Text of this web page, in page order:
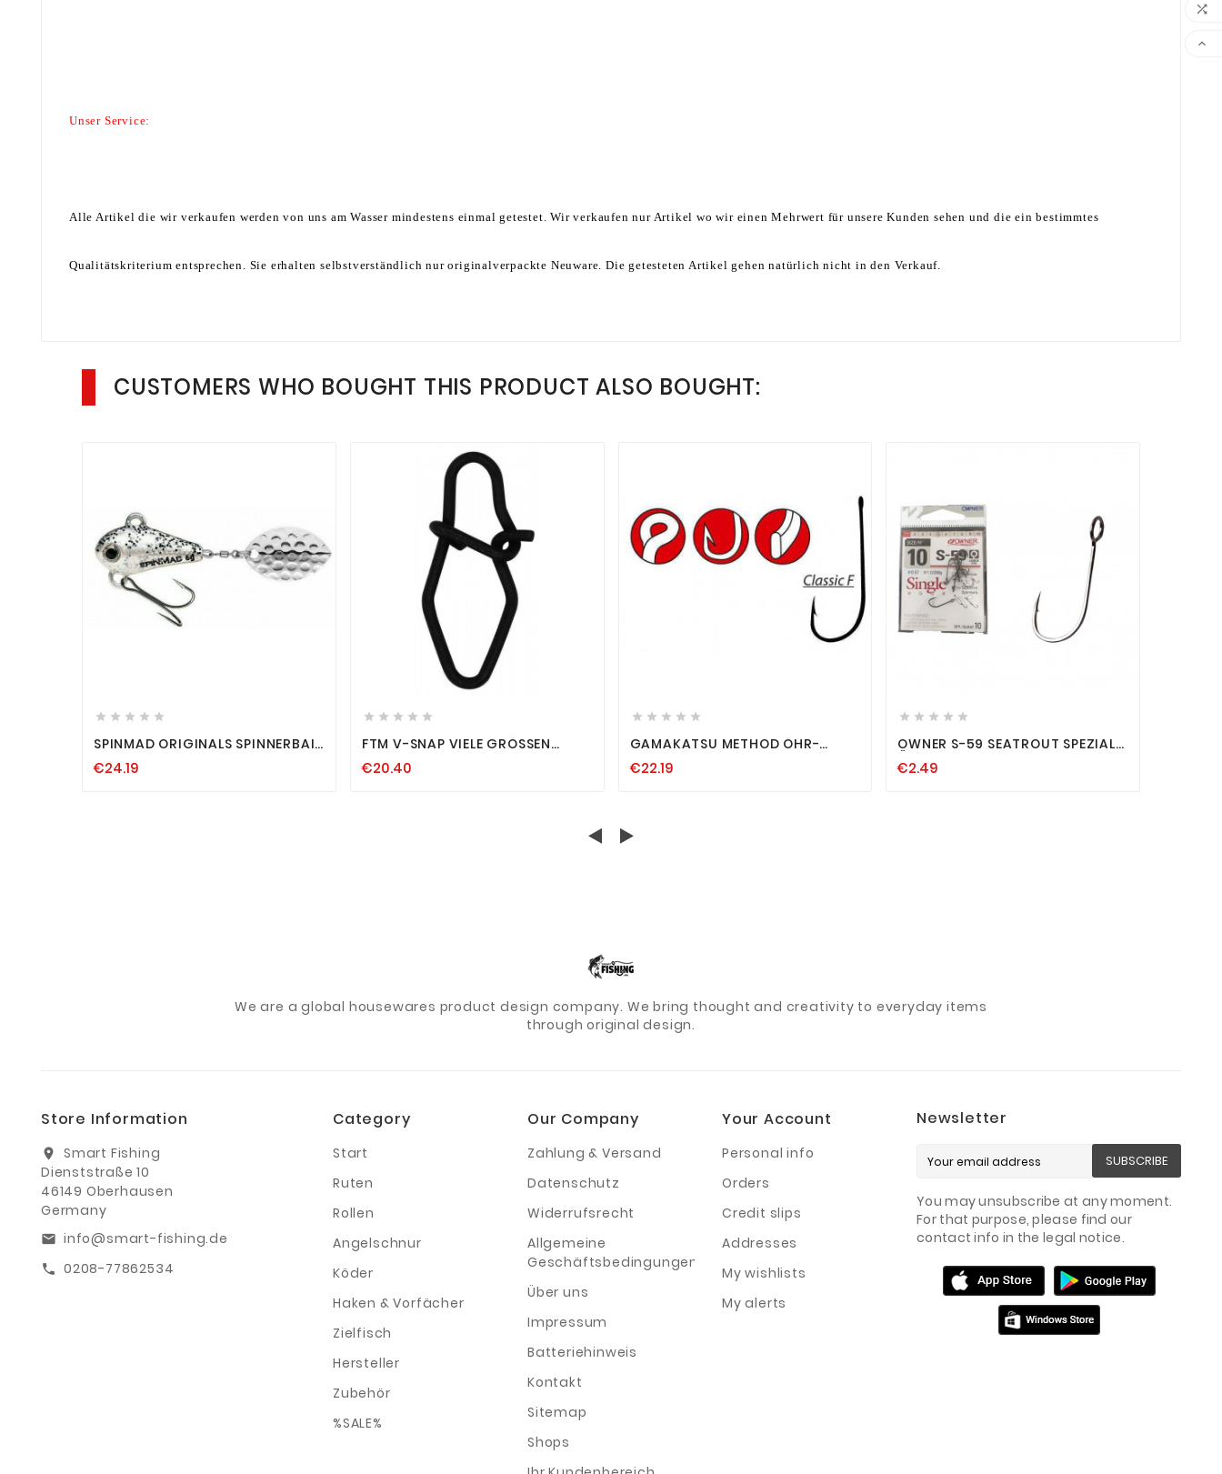
Unser Service:
Alle Artikel die wir verkaufen werden von uns am Wasser mindestens einmal getestet. Wir verkaufen nur Artikel wo wir einen Mehrwert für unsere Kunden sehen und die ein bestimmtes
Qualitätskriterium entsprechen. Sie erhalten selbstverständlich nur originalverpackte Neuware. Die getesteten Artikel gehen natürlich nicht in den Verkauf.
CUSTOMERS WHO BOUGHT THIS PRODUCT ALSO BOUGHT:
    
SPINMAD ORIGINALS SPINNERBAIT
BARSCH KÖDER SPINNER
€24.19
 
    
FTM V-SNAP VIELE GRÖSSEN S
ORELLENWIRBEL EINHÄNGER
€20.40
    
GAMAKATSU METHOD ÖHR-
HAKEN GR. 12-18 FEEDERHAKEN
€22.19
    
OWNER S-59 SEATROUT SPEZIAL
ÖHR MEFO HAKEN 2 4 6 8 10
MEERFORELLE ÖHRHAKEN
€2.49
We are a global housewares product design company. We bring thought and creativity to everyday items
through original design.
Store Information
location_on
Smart Fishing
Dienststraße 10
46149 Oberhausen
Germany
email info@smart-fishing.de
call 0208-77862534
Category
Start
Ruten
Rollen
Angelschnur
Köder
Haken & Vorfächer
Zielfisch
Hersteller
Zubehör
%SALE%
Our Company
Zahlung & Versand
Datenschutz
Widerrufsrecht
Allgemeine
Geschäftsbedingungen
Über uns
Impressum
Batteriehinweis
Kontakt
Sitemap
Shops
Your Account
Personal info
Orders
Credit slips
Addresses
My wishlists
My alerts
Newsletter
SUBSCRIBE
You may unsubscribe at any moment.
For that purpose, please find our
contact info in the legal notice.

